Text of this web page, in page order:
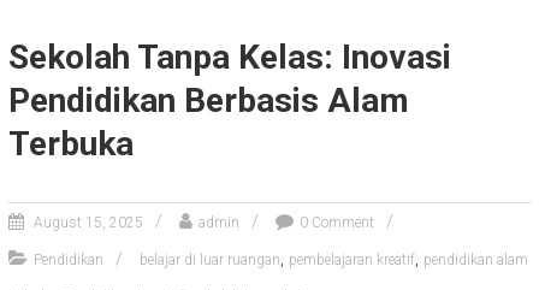
Sekolah Tanpa Kelas: Inovasi
Pendidikan Berbasis Alam
Terbuka
August 15, 2025 admin 0 Comment
Pendidikan belajar di luar ruangan, pembelajaran kreatif, pendidikan alam